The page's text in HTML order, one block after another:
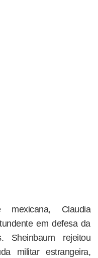
Claudia
em defesa da
Sheinbaum rejeitou
militar estrangeira,